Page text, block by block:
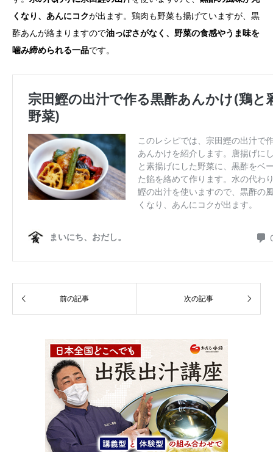
くなり、あんにコクが出ます。鶏肉も野菜も揚げていますが、黒
酢あんが絡まりますので油っぽさがなく、野菜の食感やうま味を
噛み締められる一品です。